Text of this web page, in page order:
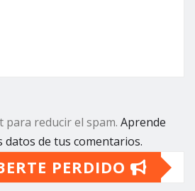
para reducir el spam. Aprende
datos de tus comentarios.
PERDIDO